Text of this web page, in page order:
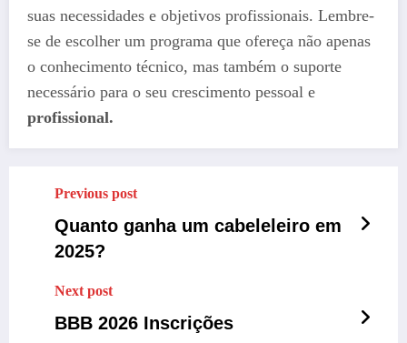
suas necessidades e objetivos profissionais. Lembre-
se de escolher um programa que ofereça não apenas
o conhecimento técnico, mas também o suporte
necessário para o seu crescimento pessoal e
profissional.
Previous post
Quanto ganha um cabeleleiro em
2025?
Next post
BBB 2026 Inscrições